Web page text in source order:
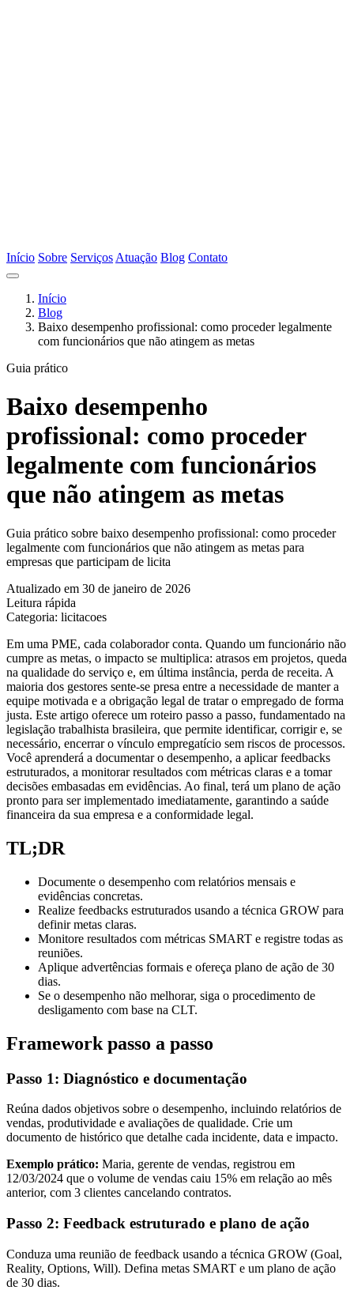
Início Sobre Serviços Atuação Blog Contato
Início
Blog
Baixo desempenho profissional: como proceder legalmente
com funcionários que não atingem as metas
Guia prático
Baixo desempenho
profissional: como proceder
legalmente com funcionários
que não atingem as metas
Guia prático sobre baixo desempenho profissional: como proceder
legalmente com funcionários que não atingem as metas para
empresas que participam de licita
Atualizado em 30 de janeiro de 2026
Leitura rápida
Categoria: licitacoes
Em uma PME, cada colaborador conta. Quando um funcionário não
cumpre as metas, o impacto se multiplica: atrasos em projetos, queda
na qualidade do serviço e, em última instância, perda de receita. A
maioria dos gestores sente-se presa entre a necessidade de manter a
equipe motivada e a obrigação legal de tratar o empregado de forma
justa. Este artigo oferece um roteiro passo a passo, fundamentado na
legislação trabalhista brasileira, que permite identificar, corrigir e, se
necessário, encerrar o vínculo empregatício sem riscos de processos.
Você aprenderá a documentar o desempenho, a aplicar feedbacks
estruturados, a monitorar resultados com métricas claras e a tomar
decisões embasadas em evidências. Ao final, terá um plano de ação
pronto para ser implementado imediatamente, garantindo a saúde
financeira da sua empresa e a conformidade legal.
TL;DR
Documente o desempenho com relatórios mensais e
evidências concretas.
Realize feedbacks estruturados usando a técnica GROW para
definir metas claras.
Monitore resultados com métricas SMART e registre todas as
reuniões.
Aplique advertências formais e ofereça plano de ação de 30
dias.
Se o desempenho não melhorar, siga o procedimento de
desligamento com base na CLT.
Framework passo a passo
Passo 1: Diagnóstico e documentação
Reúna dados objetivos sobre o desempenho, incluindo relatórios de
vendas, produtividade e avaliações de qualidade. Crie um
documento de histórico que detalhe cada incidente, data e impacto.
Exemplo prático: Maria, gerente de vendas, registrou em
12/03/2024 que o volume de vendas caiu 15% em relação ao mês
anterior, com 3 clientes cancelando contratos.
Passo 2: Feedback estruturado e plano de ação
Conduza uma reunião de feedback usando a técnica GROW (Goal,
Reality, Options, Will). Defina metas SMART e um plano de ação
de 30 dias.